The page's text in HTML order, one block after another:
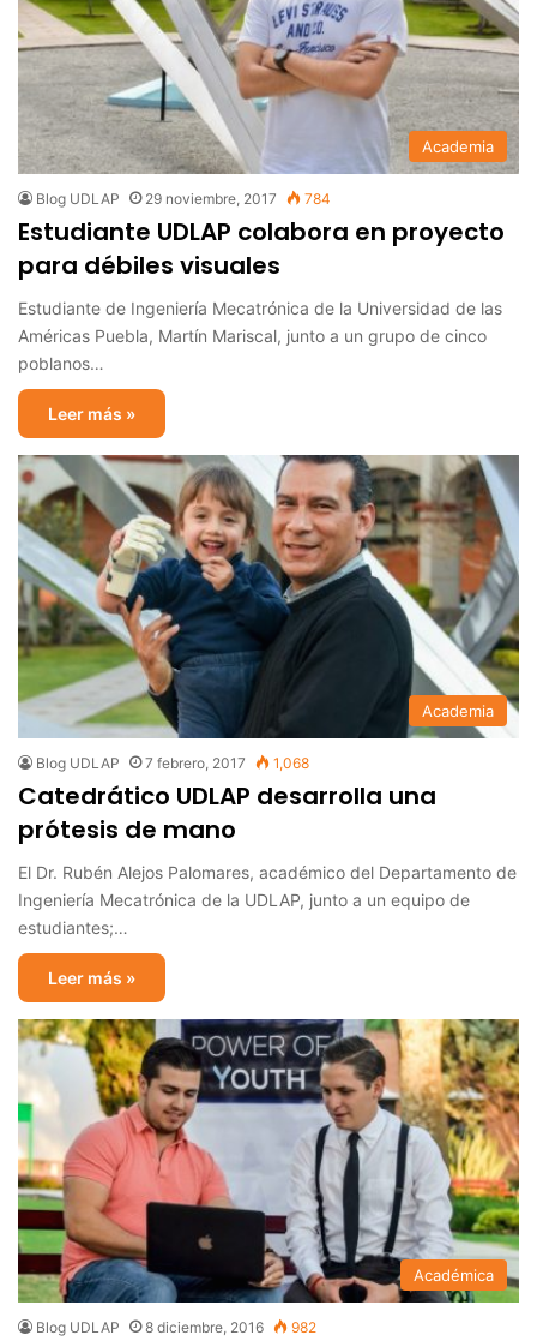
Academia
Blog UDLAP 29 noviembre, 2017 784
Estudiante UDLAP colabora en proyecto
para débiles visuales
Estudiante de Ingeniería Mecatrónica de la Universidad de las
Américas Puebla, Martín Mariscal, junto a un grupo de cinco
poblanos…
Leer más »
Academia
Blog UDLAP 7 febrero, 2017 1,068
Catedrático UDLAP desarrolla una
prótesis de mano
El Dr. Rubén Alejos Palomares, académico del Departamento de
Ingeniería Mecatrónica de la UDLAP, junto a un equipo de
estudiantes;…
Leer más »
Académica
Blog UDLAP 8 diciembre, 2016 982